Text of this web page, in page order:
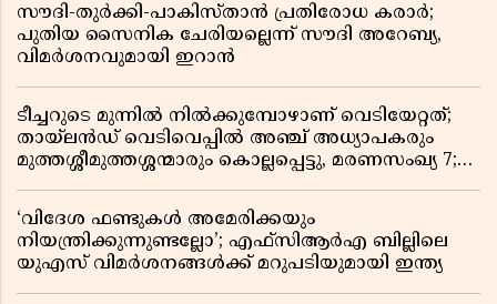
സൗദി-തുർക്കി-പാകിസ്താൻ പ്രതിരോധ കരാർ;
പുതിയ സൈനിക ചേരിയല്ലെന്ന് സൗദി അറേബ്യ,
വിമർശനവുമായി ഇറാൻ
ടീച്ചറുടെ മുന്നിൽ നിൽക്കുമ്പോഴാണ് വെടിയേറ്റത്;
തായ്‌ലൻഡ് വെടിവെപ്പിൽ അഞ്ച് അധ്യാപകരും
മുത്തശ്ശീമുത്തശ്ശന്മാരും കൊല്ലപ്പെട്ടു, മരണസംഖ്യ 7;
‘വിദേശ ഫണ്ടുകൾ അമേരിക്കയും
നിയന്ത്രിക്കുന്നുണ്ടല്ലോ’; എഫ്സിആർഎ ബില്ലിലെ
യുഎസ് വിമർശനങ്ങൾക്ക് മറുപടിയുമായി ഇന്ത്യ